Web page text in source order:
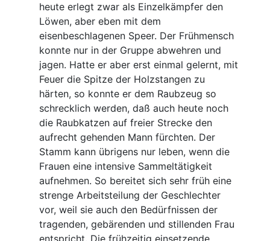
heute erlegt zwar als Einzelkämpfer den
Löwen, aber eben mit dem
eisenbeschlagenen Speer. Der Frühmensch
konnte nur in der Gruppe abwehren und
jagen. Hatte er aber erst einmal gelernt, mit
Feuer die Spitze der Holzstangen zu
härten, so konnte er dem Raubzeug so
schrecklich werden, daß auch heute noch
die Raubkatzen auf freier Strecke den
aufrecht gehenden Mann fürchten. Der
Stamm kann übrigens nur leben, wenn die
Frauen eine intensive Sammeltätigkeit
aufnehmen. So bereitet sich sehr früh eine
strenge Arbeitsteilung der Geschlechter
vor, weil sie auch den Bedürfnissen der
tragenden, gebärenden und stillenden Frau
entspricht. Die frühzeitig einsetzende